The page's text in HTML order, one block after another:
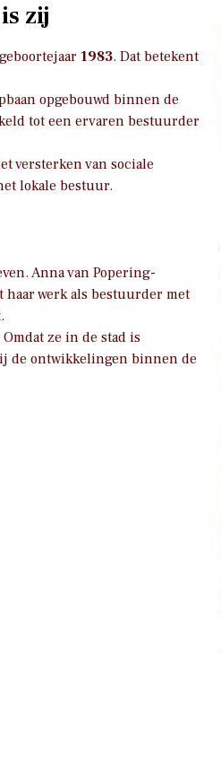
zij
1983. Dat betekent
opgebouwd binnen de
tot een ervaren bestuurder
versterken van sociale
lokale bestuur.
Anna van Popering-
haar werk als bestuurder met
ze in de stad is
de ontwikkelingen binnen de